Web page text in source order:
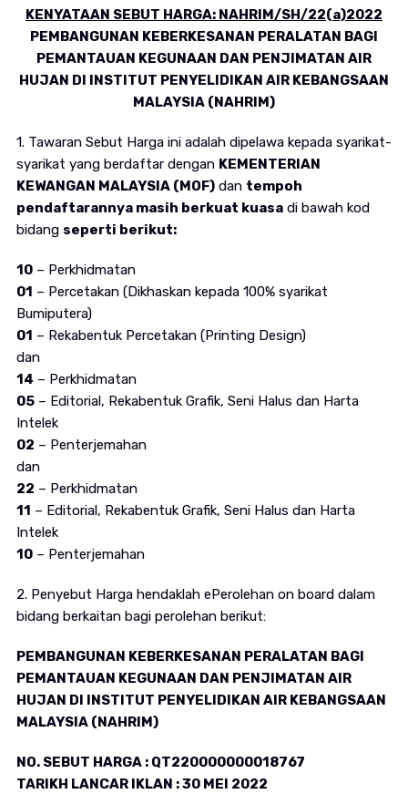
KENYATAAN SEBUT HARGA: NAHRIM/SH/22(a)2022
PEMBANGUNAN KEBERKESANAN PERALATAN BAGI
PEMANTAUAN KEGUNAAN DAN PENJIMATAN AIR
HUJAN DI INSTITUT PENYELIDIKAN AIR KEBANGSAAN
MALAYSIA (NAHRIM)
1. Tawaran Sebut Harga ini adalah dipelawa kepada syarikat-
syarikat yang berdaftar dengan KEMENTERIAN
KEWANGAN MALAYSIA (MOF)dan tempoh
pendaftarannya masih berkuat kuasadi bawah kod
bidang seperti berikut:
10– Perkhidmatan
01 – Percetakan (Dikhaskan kepada 100% syarikat
Bumiputera)
01 – Rekabentuk Percetakan (Printing Design)
dan
14 – Perkhidmatan
05– Editorial, Rekabentuk Grafik, Seni Halus dan Harta
Intelek
02 – Penterjemahan
dan
22 – Perkhidmatan
11 – Editorial, Rekabentuk Grafik, Seni Halus dan Harta
Intelek
10– Penterjemahan
2. Penyebut Harga hendaklah ePerolehan on board dalam
bidang berkaitan bagi perolehan berikut:
PEMBANGUNAN KEBERKESANAN PERALATAN BAGI
PEMANTAUAN KEGUNAAN DAN PENJIMATAN AIR
HUJAN DI INSTITUT PENYELIDIKAN AIR KEBANGSAAN
MALAYSIA (NAHRIM)
NO. SEBUT HARGA : QT220000000018767
TARIKH LANCAR IKLAN : 30 MEI 2022